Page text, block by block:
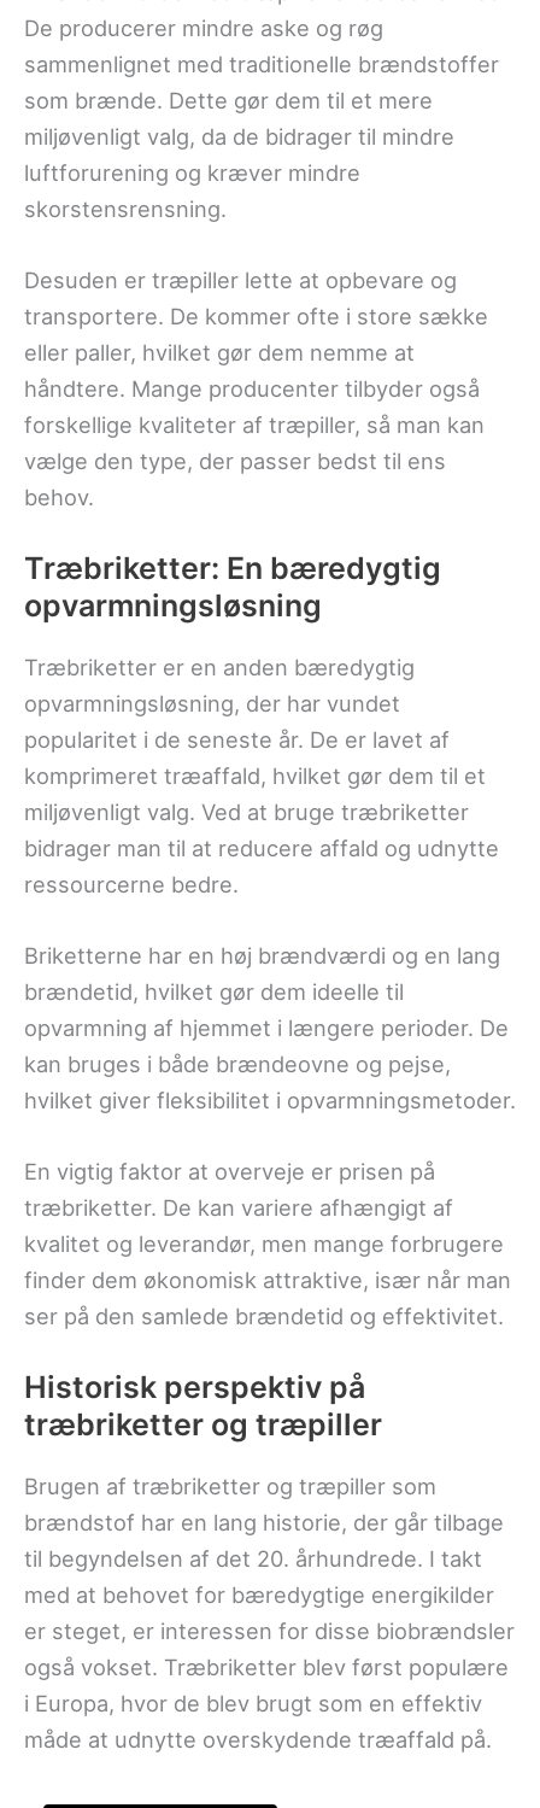
De producerer mindre aske og røg
sammenlignet med traditionelle brændstoffer
som brænde. Dette gør dem til et mere
miljøvenligt valg, da de bidrager til mindre
luftforurening og kræver mindre
skorstensrensning.
Desuden er træpiller lette at opbevare og
transportere. De kommer ofte i store sække
eller paller, hvilket gør dem nemme at
håndtere. Mange producenter tilbyder også
forskellige kvaliteter af træpiller, så man kan
vælge den type, der passer bedst til ens
behov.
Træbriketter: En bæredygtig
opvarmningsløsning
Træbriketter er en anden bæredygtig
opvarmningsløsning, der har vundet
popularitet i de seneste år. De er lavet af
komprimeret træaffald, hvilket gør dem til et
miljøvenligt valg. Ved at bruge træbriketter
bidrager man til at reducere affald og udnytte
ressourcerne bedre.
Briketterne har en høj brændværdi og en lang
brændetid, hvilket gør dem ideelle til
opvarmning af hjemmet i længere perioder. De
kan bruges i både brændeovne og pejse,
hvilket giver fleksibilitet i opvarmningsmetoder.
En vigtig faktor at overveje er prisen på
træbriketter. De kan variere afhængigt af
kvalitet og leverandør, men mange forbrugere
finder dem økonomisk attraktive, især når man
ser på den samlede brændetid og effektivitet.
Historisk perspektiv på
træbriketter og træpiller
Brugen af træbriketter og træpiller som
brændstof har en lang historie, der går tilbage
til begyndelsen af det 20. århundrede. I takt
med at behovet for bæredygtige energikilder
er steget, er interessen for disse biobrændsler
også vokset. Træbriketter blev først populære
i Europa, hvor de blev brugt som en effektiv
måde at udnytte overskydende træaffald på.